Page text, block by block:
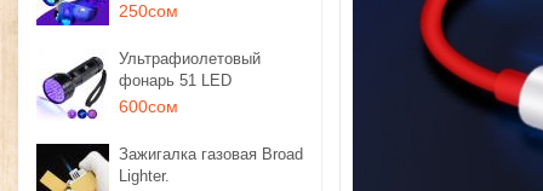
250сом
Ультрафиолетовый
фонарь 51 LED
600сом
Зажигалка газовая Broad
Lighter.